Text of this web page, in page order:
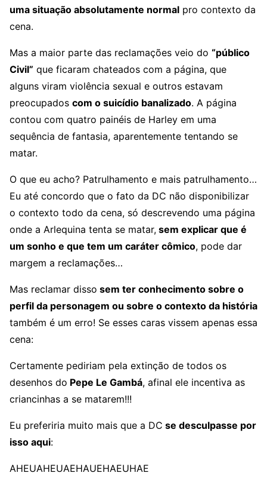
uma situação absolutamente normal pro contexto da
cena.
Mas a maior parte das reclamações veio do “público
Civil” que ficaram chateados com a página, que
alguns viram violência sexual e outros estavam
preocupados com o suicídio banalizado. A página
contou com quatro painéis de Harley em uma
sequência de fantasia, aparentemente tentando se
matar.
O que eu acho? Patrulhamento e mais patrulhamento…
Eu até concordo que o fato da DC não disponibilizar
o contexto todo da cena, só descrevendo uma página
onde a Arlequina tenta se matar, sem explicar que é
um sonho e que tem um caráter cômico, pode dar
margem a reclamações…
Mas reclamar disso sem ter conhecimento sobre o
perfil da personagem ou sobre o contexto da história
também é um erro! Se esses caras vissem apenas essa
cena:
Certamente pediriam pela extinção de todos os
desenhos do Pepe Le Gambá, afinal ele incentiva as
criancinhas a se matarem!!!
Eu preferiria muito mais que a DC se desculpasse por
isso aqui:
AHEUAHEUAEHAUEHAEUHAE